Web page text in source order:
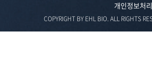
개인정보처
COPYRIGHT BY EHL BIO. ALL RIGHTS